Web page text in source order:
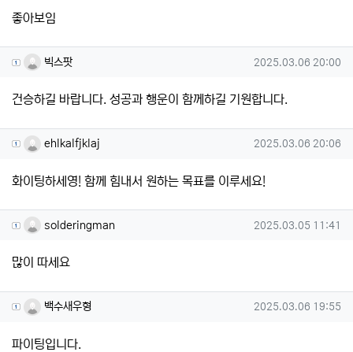
좋아보임
빅스팟님의 댓글
빅스팟 작성일
2025.03.06 20:00
건승하길 바랍니다. 성공과 행운이 함께하길 기원합니다.
ehlkalfjklaj님의 댓글
ehlkalfjklaj 작성일
2025.03.06 20:06
화이팅하세영! 함께 힘내서 원하는 목표를 이루세요!
solderingman님의 댓글
solderingman 작성일
2025.03.05 11:41
많이 따세요
백수새우형님의 댓글
백수새우형 작성일
2025.03.06 19:55
파이팅입니다.